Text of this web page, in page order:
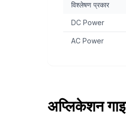
विश्लेषण प्रकार
DC Power
AC Power
अप्लिकेशन